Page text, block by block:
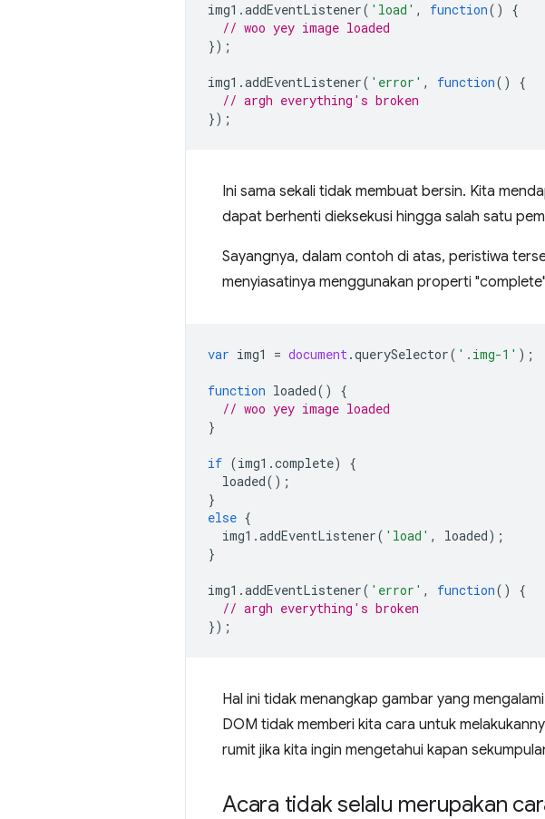
img1 .addEventListener( 'load' , function()
{
// woo yey image loaded
});
img1 .addEventListener( 'error' , function()
{
// argh everything's broken
});
Ini sama sekali tidak membuat bersin. Kita
dapat berhenti dieksekusi hingga salah satu
Sayangnya, dalam contoh di atas, peristiwa
menyiasatinya menggunakan properti
var img1 = document.querySelector( '.img-1' );
function loaded()
{
// woo yey image loaded
}
if (img1 .complete)
{
loaded();
}
else {
img1 .addEventListener( 'load' , loaded);
}
img1 .addEventListener( 'error' , function()
{
// argh everything's broken
});
Hal ini tidak menangkap gambar yang
DOM tidak memberi kita cara untuk
rumit jika kita ingin mengetahui kapan
Acara tidak selalu merupakan